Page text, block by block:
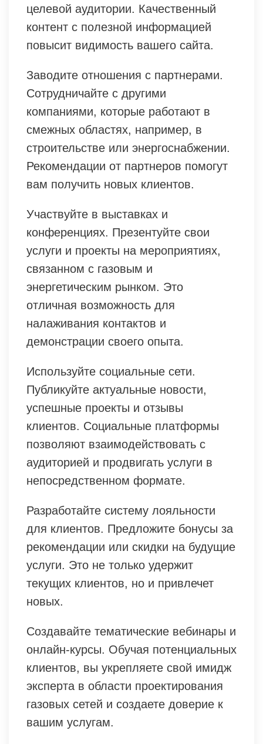
целевой аудитории. Качественный
контент с полезной информацией
повысит видимость вашего сайта.
Заводите отношения с партнерами.
Сотрудничайте с другими
компаниями, которые работают в
смежных областях, например, в
строительстве или энергоснабжении.
Рекомендации от партнеров помогут
вам получить новых клиентов.
Участвуйте в выставках и
конференциях. Презентуйте свои
услуги и проекты на мероприятиях,
связанном с газовым и
энергетическим рынком. Это
отличная возможность для
налаживания контактов и
демонстрации своего опыта.
Используйте социальные сети.
Публикуйте актуальные новости,
успешные проекты и отзывы
клиентов. Социальные платформы
позволяют взаимодействовать с
аудиторией и продвигать услуги в
непосредственном формате.
Разработайте систему лояльности
для клиентов. Предложите бонусы за
рекомендации или скидки на будущие
услуги. Это не только удержит
текущих клиентов, но и привлечет
новых.
Создавайте тематические вебинары и
онлайн-курсы. Обучая потенциальных
клиентов, вы укрепляете свой имидж
эксперта в области проектирования
газовых сетей и создаете доверие к
вашим услугам.